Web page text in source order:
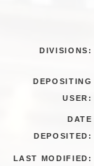
DIVISIONS:
DEPOSITING
USER:
DATE
DEPOSITED:
LAST MODIFIED: